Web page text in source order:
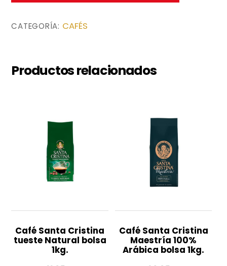
cantidad
CATEGORÍA: CAFÉS
Productos relacionados
Café Santa Cristina
tueste Natural bolsa
1kg.
Café Santa Cristina
Maestría 100%
Arábica bolsa 1kg.